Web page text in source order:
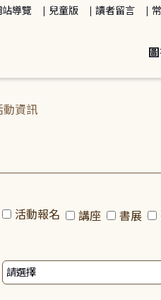
站導覽 兒童版 讀者留言
動資訊
活動報名 講座 書展